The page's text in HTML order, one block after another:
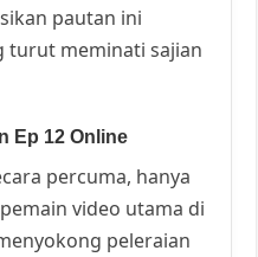
pautan ini
turut meminati sajian
Ep 12 Online
percuma, hanya
video utama di
peleraian